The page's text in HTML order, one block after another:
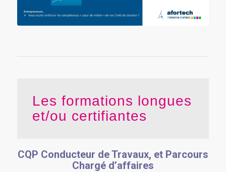
Les formations longues
et/ou certifiantes
CQP Conducteur de Travaux, et Parcours
Chargé d’affaires